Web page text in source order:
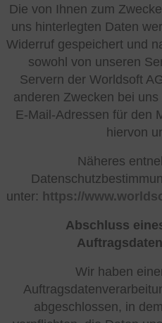
Die von Ihnen zum
uns hinterlegten Daten
Widerruf gespeichert und
sowohl von unseren
Servern der Worldsoft
anderen Zwecken bei
E-Mail-Adressen für den
hiervon
Näheres
unter: https://
Abschluss
Wir haben
abgeschlossen, in